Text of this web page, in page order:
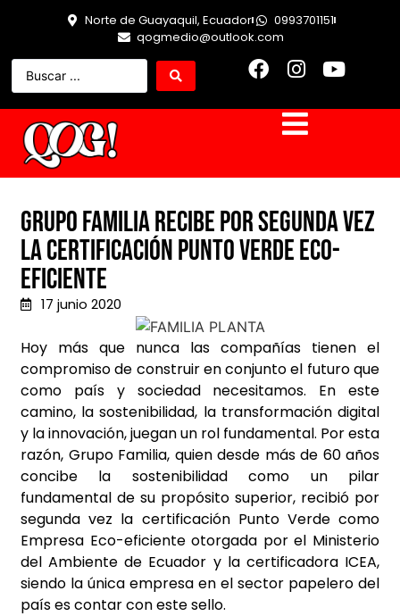
Norte de Guayaquil, Ecuador
0993701151
qogmedio@outlook.com
Grupo Familia recibe por segunda vez
la certificación Punto Verde Eco-
eficiente
17 junio 2020
Hoy más que nunca las compañías tienen el
compromiso de construir en conjunto el futuro que
como país y sociedad necesitamos. En este
camino, la sostenibilidad, la transformación digital
y la innovación, juegan un rol fundamental. Por esta
razón, Grupo Familia, quien desde más de 60 años
concibe la sostenibilidad como un pilar
fundamental de su propósito superior, recibió por
segunda vez la certificación Punto Verde como
Empresa Eco-eficiente otorgada por el Ministerio
del Ambiente de Ecuador y la certificadora ICEA,
siendo la única empresa en el sector papelero del
país es contar con este sello.